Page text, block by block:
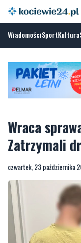
WiadomościSportKultura
Wraca
Zatrzymali
czwartek, 23 października